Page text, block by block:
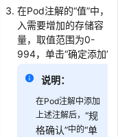
在Pod注解的“值”中，填
入需要增加的存储容
量，取值范围为0-
994，单击“确定添加”
说明：
在Pod注解中添加
上述注解后， “规
格确认”中的“单